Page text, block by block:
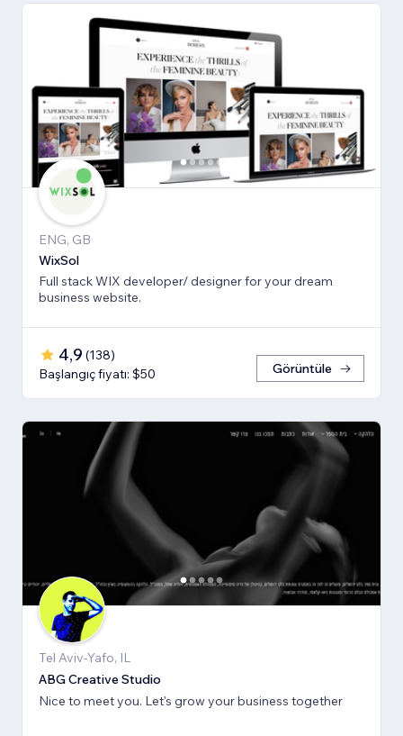
ENG, GB
WixSol
Full stack WIX developer/ designer for your dream
business website.
4,9 (138)
Başlangıç fiyatı: $50
Görüntüle
Tel Aviv-Yafo, IL
ABG Creative Studio
Nice to meet you. Let's grow your business together